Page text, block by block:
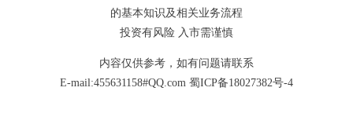
的基本知识及相关业务流程
投资有风险 入市需谨慎
内容仅供参考，如有问题请联系
E-mail:455631158#QQ.com 蜀ICP备18027382号-4